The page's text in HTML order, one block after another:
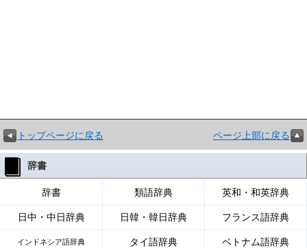
トップページに戻る ページ上部に戻る
辞書
辞書 類語辞典 英和・和英辞典
日中・中日辞典 日韓・韓日辞典 フランス語辞典
インドネシア語辞典 タイ語辞典 ベトナム語辞典